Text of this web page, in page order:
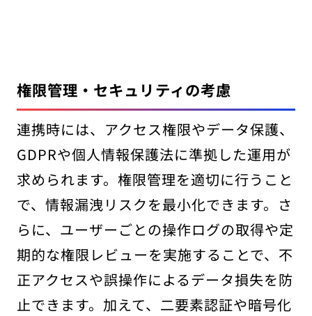
権限管理・セキュリティの考慮
連携時には、アクセス権限やデータ保護、
GDPRや個人情報保護法に準拠した運用が
求められます。権限管理を適切に行うこと
で、情報漏洩リスクを最小化できます。さ
らに、ユーザーごとの操作ログの取得や定
期的な権限レビューを実施することで、不
正アクセスや誤操作によるデータ損失を防
止できます。加えて、二要素認証や暗号化